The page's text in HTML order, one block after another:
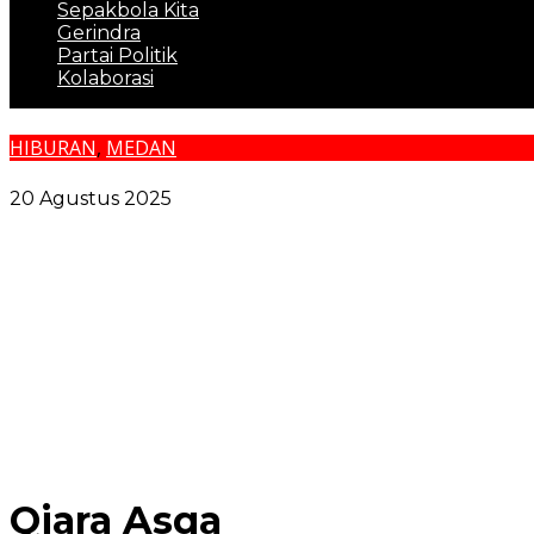
Sepakbola Kita
Gerindra
Partai Politik
Kolaborasi
HIBURAN, MEDAN
20 Agustus 2025
Qiara Asqa